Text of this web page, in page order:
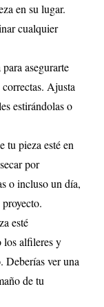
en su lugar.
cualquier
asegurarte
Ajusta
estirándolas o
tu pieza esté en
por
o incluso un día,
esté
los alfileres y
Deberías ver una
de tu